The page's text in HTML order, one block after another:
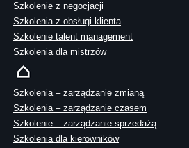
Szkolenie z negocjacji
Szkolenia z obsługi klienta
Szkolenie talent management
Szkolenia dla mistrzów
Szkolenia – zarządzanie zmianą
Szkolenia – zarządzanie czasem
Szkolenie – zarządzanie sprzedażą
Szkolenia dla kierowników